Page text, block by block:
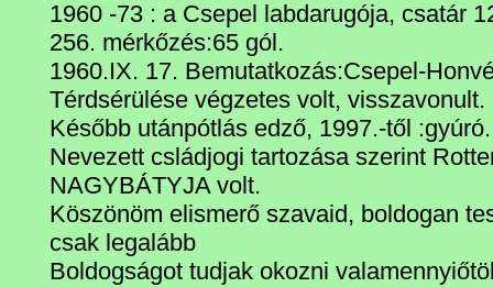
1960 -73 : a Csepel labdarugója, csatár
256. mérkőzés:65 gól.
1960.IX. 17. Bemutatkozás:Csepel-
Térdsérülése végzetes volt, visszavonult.
Később utánpótlás edző, 1997.-től :gyúró.
Nevezett csládjogi tartozása szerint
NAGYBÁTYJA volt.
Köszönöm elismerő szavaid, boldogan
csak legalább
Boldogságot tudjak okozni